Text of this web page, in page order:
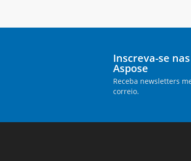
Inscreva-se
Aspose
Receba newsletters
correio.